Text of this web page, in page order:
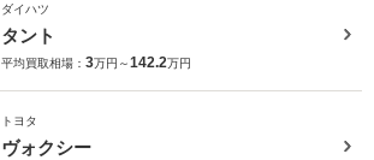
ダイハツ
タント
平均買取相場： 3万円～142.2万円
トヨタ
ヴォクシー